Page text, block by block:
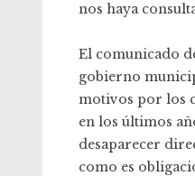
nos haya
El comunicado
gobierno
motivos por los
en los últimos
desaparecer
como es